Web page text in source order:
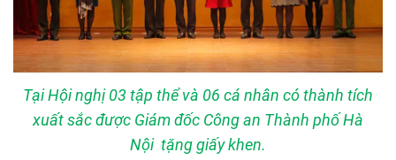
Tại Hội nghị 03 tập thể và 06 cá nhân có thành tích
xuất sắc được Giám đốc Công an Thành phố Hà
Nội tặng giấy khen.